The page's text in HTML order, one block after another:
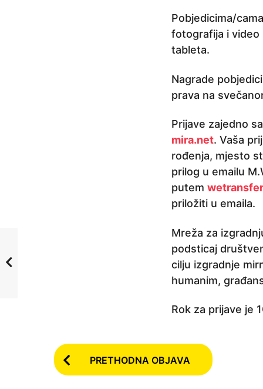
Pobjedicima/
fotografija i video
tableta.
Nagrade
prava na
Prijave zajedno
mira.net. Vaša
rođenja, mjesto
prilog u emailu
putem
priložiti u emaila.
Mreža za
podsticaj
cilju izgradnje
humanim,
Rok za prijave je
P
o
PRETHODNA OBJAVA